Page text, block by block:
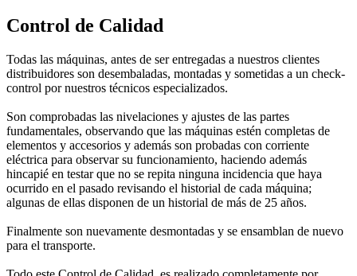
Control de Calidad
Todas las máquinas, antes de ser entregadas a nuestros clientes
distribuidores son desembaladas, montadas y sometidas a un check-
control por nuestros técnicos especializados.
Son comprobadas las nivelaciones y ajustes de las partes
fundamentales, observando que las máquinas estén completas de
elementos y accesorios y además son probadas con corriente
eléctrica para observar su funcionamiento, haciendo además
hincapié en testar que no se repita ninguna incidencia que haya
ocurrido en el pasado revisando el historial de cada máquina;
algunas de ellas disponen de un historial de más de 25 años.
Finalmente son nuevamente desmontadas y se ensamblan de nuevo
para el transporte.